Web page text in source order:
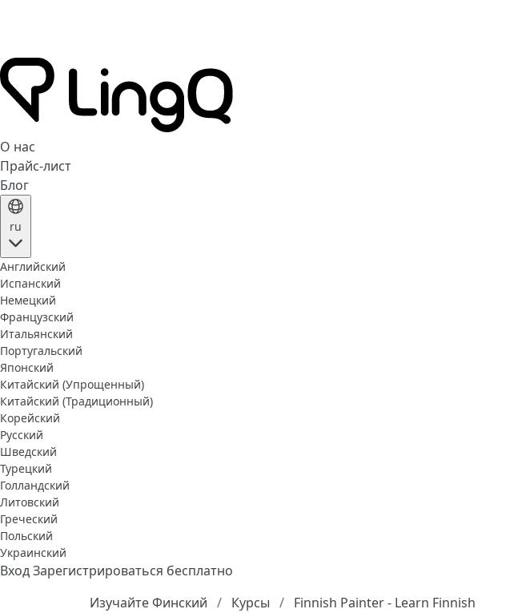
О нас
Прайс-лист
Блог
ru
Английский
Испанский
Немецкий
Французский
Итальянский
Португальский
Японский
Китайский (Упрощенный)
Китайский (Традиционный)
Корейский
Русский
Шведский
Турецкий
Голландский
Литовский
Греческий
Польский
Украинский
ВходЗарегистрироваться бесплатно
Изучайте Финский
Курсы Finnish Painter - Learn Finnish